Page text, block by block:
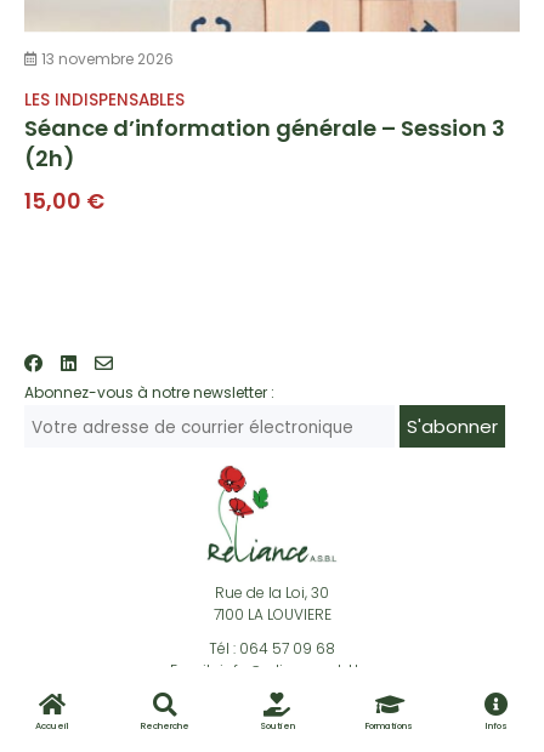
Accueil Recherche Soutien Formations Infos
13 novembre 2026
LES INDISPENSABLES
Séance d’information générale – Session 3
(2h)
15,00 €
Abonnez-vous à notre newsletter :
S'abonner
Rue de la Loi, 30
7100 LA LOUVIERE
Tél : 064 57 09 68
Email : info@relianceasbl.be
© copyright - Reliance 2026